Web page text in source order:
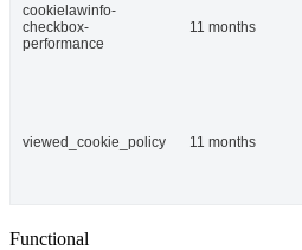
cookielawinfo-
checkbox-
performance
11 months
viewed_cookie_policy 11 months
Functional